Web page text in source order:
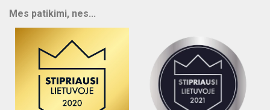
Mes patikimi, nes...